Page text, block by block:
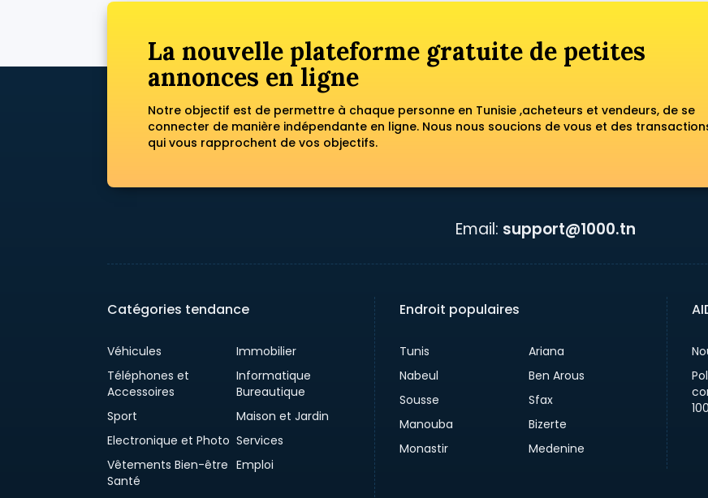
La nouvelle plateforme gratuite de petites
annonces en ligne
Notre objectif est de permettre à chaque personne en Tunisie ,acheteurs et vendeurs, de se
connecter de manière indépendante en ligne. Nous nous soucions de vous et des
qui vous rapprochent de vos objectifs.
Email: support@1000.tn
Catégories tendance
Véhicules
Immobilier
Téléphones et
Accessoires
Informatique
Bureautique
Sport
Maison et Jardin
Electronique et Photo Services
Vêtements Bien-être
Santé
Emploi
Endroit populaires
Tunis
Ariana
Nabeul
Ben Arous
Sousse
Sfax
Manouba
Bizerte
Monastir
Medenine